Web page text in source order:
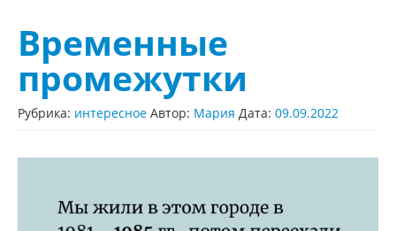
Временные
промежутки
Рубрика: интересное Автор: Мария Дата: 09.09.2022